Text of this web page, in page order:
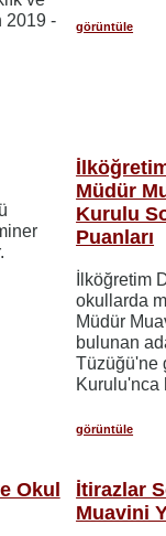
2019 -
görüntüle
Müdür
Kurulu
Puanları
İlköğretim
okullarda
Müdür
bulunan
Tüzüğü'ne
Kurulu'nca
görüntüle
Okul
İtirazlar
Muavini